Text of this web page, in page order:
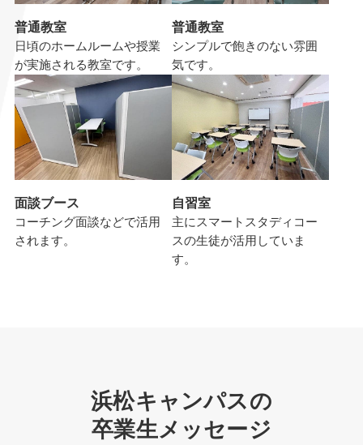
普通教室
日頃のホームルームや授業
が実施される教室です。
普通教室
シンプルで飽きのない雰囲
気です。
面談ブース
コーチング面談などで活用
されます。
自習室
主にスマートスタディコー
スの生徒が活用していま
す。
浜松キャンパスの
卒業生メッセージ